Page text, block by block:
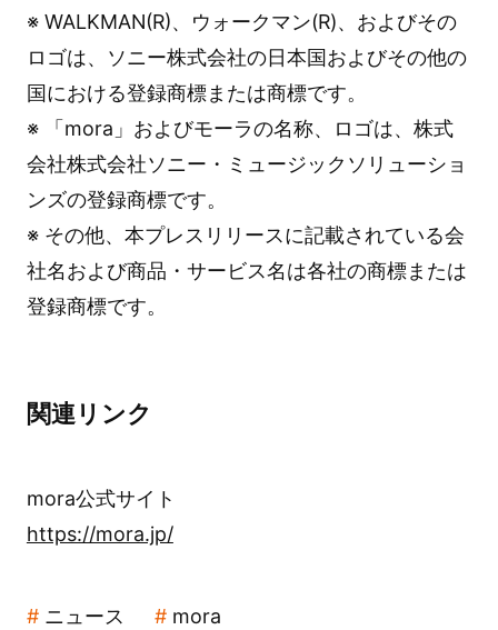
※ WALKMAN(R)、ウォークマン(R)、およびその
ロゴは、ソニー株式会社の日本国およびその他の
国における登録商標または商標です。
※ 「mora」およびモーラの名称、ロゴは、株式
会社株式会社ソニー・ミュージックソリューショ
ンズの登録商標です。
※ その他、本プレスリリースに記載されている会
社名および商品・サービス名は各社の商標または
登録商標です。
関連リンク
mora公式サイト
https://mora.jp/
ニュース mora